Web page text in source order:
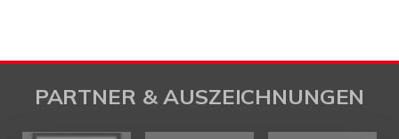
PARTNER & AUSZEICHNUNGEN